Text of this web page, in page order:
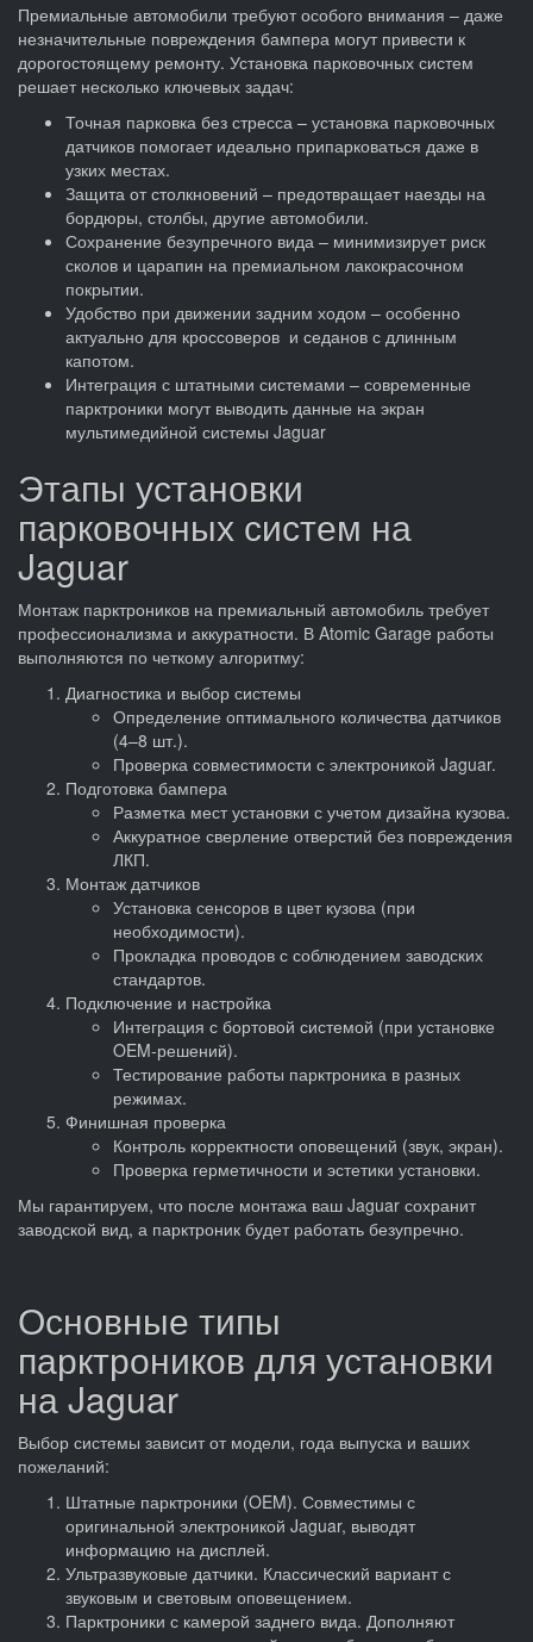
Премиальные автомобили требуют особого внимания – даже
незначительные повреждения бампера могут привести к
дорогостоящему ремонту. Установка парковочных систем
решает несколько ключевых задач:
Точная парковка без стресса – установка парковочных
датчиков помогает идеально припарковаться даже в
узких местах.
Защита от столкновений – предотвращает наезды на
бордюры, столбы, другие автомобили.
Сохранение безупречного вида – минимизирует риск
сколов и царапин на премиальном лакокрасочном
покрытии.
Удобство при движении задним ходом – особенно
актуально для кроссоверов и седанов с длинным
капотом.
Интеграция с штатными системами – современные
парктроники могут выводить данные на экран
мультимедийной системы Jaguar
Этапы установки
парковочных систем на
Jaguar
Монтаж парктроников на премиальный автомобиль требует
профессионализма и аккуратности. В Atomic Garage работы
выполняются по четкому алгоритму:
Диагностика и выбор системы
Определение оптимального количества датчиков
(4–8 шт.).
Проверка совместимости с электроникой Jaguar.
Подготовка бампера
Разметка мест установки с учетом дизайна кузова.
Аккуратное сверление отверстий без повреждения
ЛКП.
Монтаж датчиков
Установка сенсоров в цвет кузова (при
необходимости).
Прокладка проводов с соблюдением заводских
стандартов.
Подключение и настройка
Интеграция с бортовой системой (при установке
OEM-решений).
Тестирование работы парктроника в разных
режимах.
Финишная проверка
Контроль корректности оповещений (звук, экран).
Проверка герметичности и эстетики установки.
Мы гарантируем, что после монтажа ваш Jaguar сохранит
заводской вид, а парктроник будет работать безупречно.
Основные типы
парктроников для установки
на Jaguar
Выбор системы зависит от модели, года выпуска и ваших
пожеланий:
Штатные парктроники (OEM). Совместимы с
оригинальной электроникой Jaguar, выводят
информацию на дисплей.
Ультразвуковые датчики. Классический вариант с
звуковым и световым оповещением.
Парктроники с камерой заднего вида. Дополняют